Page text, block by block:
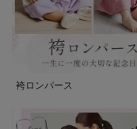
袴ロンパース